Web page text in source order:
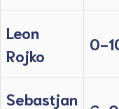
Leon
Rojko
0-
Sebastjan